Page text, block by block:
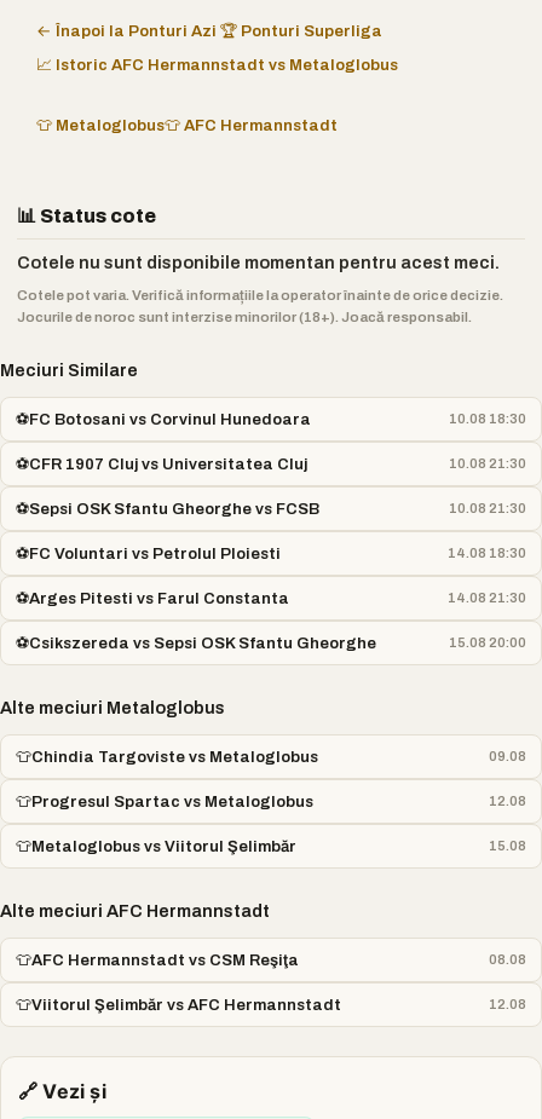
← Înapoi la Ponturi Azi 🏆 Ponturi Superliga
📈 Istoric AFC Hermannstadt vs Metaloglobus
👕 Metaloglobus👕 AFC Hermannstadt
📊 Status cote
Cotele nu sunt disponibile momentan pentru acest meci.
Cotele pot varia. Verifică informațiile la operator înainte de orice decizie.
Jocurile de noroc sunt interzise minorilor (18+). Joacă responsabil.
Meciuri Similare
⚽FC Botosani vs Corvinul Hunedoara 10.08 18:30
⚽CFR 1907 Cluj vs Universitatea Cluj 10.08 21:30
⚽Sepsi OSK Sfantu Gheorghe vs FCSB 10.08 21:30
⚽FC Voluntari vs Petrolul Ploiesti 14.08 18:30
⚽Arges Pitesti vs Farul Constanta 14.08 21:30
⚽Csikszereda vs Sepsi OSK Sfantu Gheorghe 15.08 20:00
Alte meciuri Metaloglobus
👕Chindia Targoviste vs Metaloglobus 09.08
👕Progresul Spartac vs Metaloglobus 12.08
👕Metaloglobus vs Viitorul Şelimbăr 15.08
Alte meciuri AFC Hermannstadt
👕AFC Hermannstadt vs CSM Reşiţa 08.08
👕Viitorul Şelimbăr vs AFC Hermannstadt 12.08
🔗 Vezi și